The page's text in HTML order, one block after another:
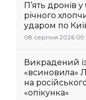
П’ять дронів
річного
ударом по
08 серпня 2026
Викрадений
«всиновила»
на
«опікунка»